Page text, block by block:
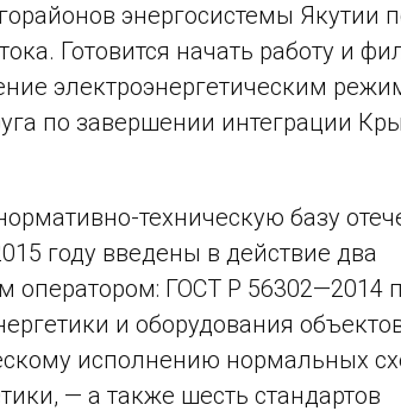
энергосистемы Якутии
Готовится начать работу и
электроэнергетическим
по завершении интеграции
техническую базу
году введены в действие два
оператором: ГОСТ Р 56302—2014
и оборудования
исполнению нормальных
— а также шесть стандартов